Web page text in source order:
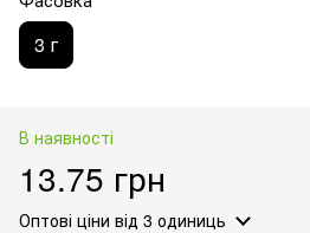
3 г
В наявності
13.75 грн
Оптові ціни від 3 одиниць